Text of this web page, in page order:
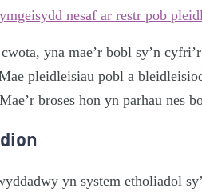
nesaf ar restr pob
yna mae’r bobl sy’n
pleidleisiau pobl a
broses hon yn parhau nes
yn system etholiadol